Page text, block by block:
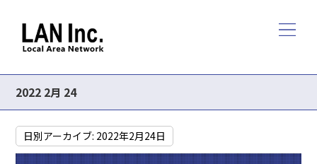
2022 2月 24
日別アーカイブ: 2022年2月24日